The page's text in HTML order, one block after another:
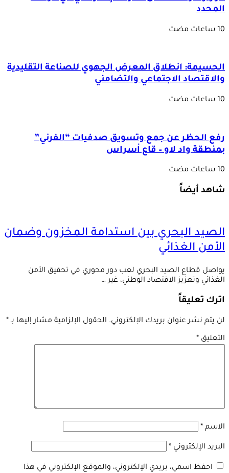
المحدد
الحسيمة: انطلاق المعرض الجهوي للصناعة التقليدية
والاقتصاد الاجتماعي والتضامني
رفع الحظر عن جمع وتسويق صدفيات “الفرني”
بمنطقة واد لاو – قاع أسراس
شاهد أيضاً
الصيد البحري بين استدامة المخزون وضمان
الأمن الغذائي
يواصل قطاع الصيد البحري لعب دور محوري في تحقيق الأمن
الغذائي وتعزيز الاقتصاد الوطني، غير …
اترك تعليقاً
لن يتم نشر عنوان بريدك الإلكتروني. الحقول الإلزامية مشار إليها بـ*
التعليق *
الاسم *
البريد الإلكتروني *
احفظ اسمي، بريدي الإلكتروني، والموقع الإلكتروني في هذا